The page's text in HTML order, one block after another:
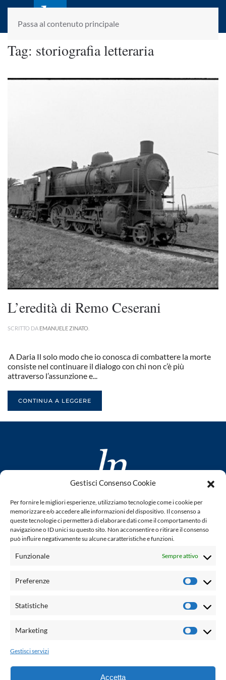
Gestisci Consenso Cookie
Per fornire le migliori esperienze, utilizziamo tecnologie come i cookie per
memorizzare e/o accedere alle informazioni del dispositivo. Il consenso a
queste tecnologie ci permetterà di elaborare dati come il comportamento di
navigazione o ID unici su questo sito. Non acconsentire o ritirare il consenso
può influire negativamente su alcune caratteristiche e funzioni.
Funzionale Sempre attivo
Preferenze
Statistiche
Marketing
Gestisci servizi
Accetta
Passa al contenuto principale
laletteraturaenoi.it
fondato da Romano Luperini
Tag: storiografia letteraria
L’eredità di Remo Ceserani
SCRITTO DA EMANUELE ZINATO
A Daria Il solo modo che io conosca di combattere la morte
consiste nel continuare il dialogo con chi non c’è più
attraverso l’assunzione e...
CONTINUA A LEGGERE
www.laletteraturaenoi.it
fondato da Romano Luperini
Questo blog non rappresenta una testata giornalistica in
quanto viene aggiornato senza alcuna periodicità. Non può
legge n° 62 del 7.03.2001. L'autore non è responsabile per
email:
Grafica e web:Salvatore Leto